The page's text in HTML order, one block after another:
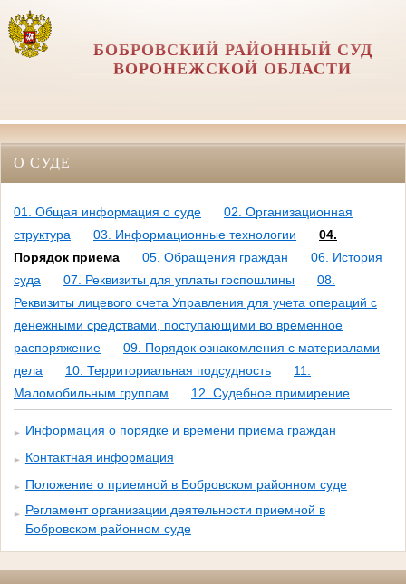
БОБРОВСКИЙ РАЙОННЫЙ СУД
ВОРОНЕЖСКОЙ ОБЛАСТИ
О СУДЕ
01. Общая информация о суде
02. Организационная
структура
03. Информационные технологии
04.
Порядок приема
05. Обращения граждан
06. История
суда
07. Реквизиты для уплаты госпошлины
08.
Реквизиты лицевого счета Управления для учета операций с
денежными средствами, поступающими во временное
распоряжение
09. Порядок ознакомления с материалами
дела
10. Территориальная подсудность
11.
Маломобильным группам
12. Судебное примирение
Информация о порядке и времени приема граждан
Контактная информация
Положение о приемной в Бобровском районном суде
Регламент организации деятельности приемной в
Бобровском районном суде